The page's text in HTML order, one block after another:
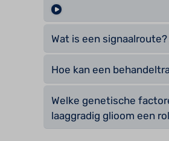
Wat is een signaalroute?
Hoe kan een
Welke genetische
laaggradig glioom een